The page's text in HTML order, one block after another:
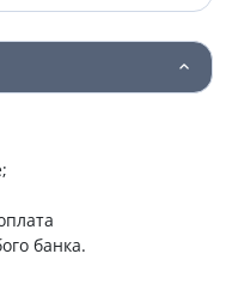
вит Д3
461.30 грн.
3
472.50 грн.
таб
банка.